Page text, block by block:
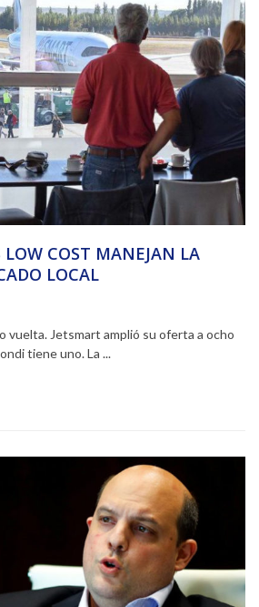
LOW COST MANEJAN LA
LOCAL
vuelta. Jetsmart amplió su oferta a ocho
tiene uno. La ...